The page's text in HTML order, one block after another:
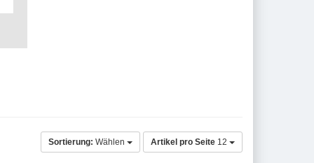
Sortierung: Wählen Artikel pro Seite 12